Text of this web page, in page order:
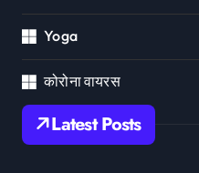
Yoga
कोरोना वायरस
Latest Posts